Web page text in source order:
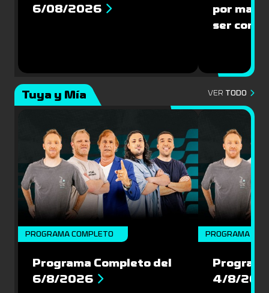
6/08/2026
por
ser
Tuya y Mía VER TODO
PROGRAMA COMPLETO
Programa Completo del
6/8/2026
PROGRAMA
4/8/